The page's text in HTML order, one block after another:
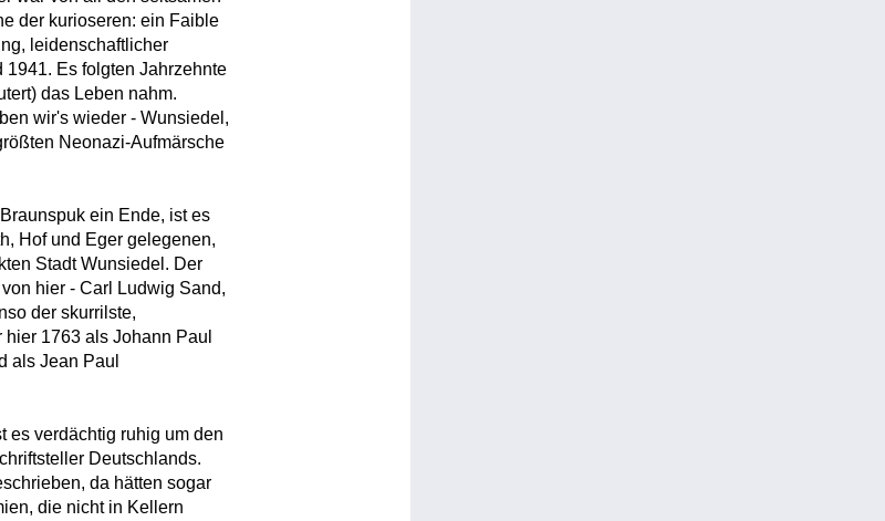
der kurioseren: ein Faible
leidenschaftlicher
Es folgten Jahrzehnte
das Leben nahm.
wir's wieder - Wunsiedel,
Neonazi-Aufmärsche
ein Ende, ist es
Hof und Eger gelegenen,
Stadt Wunsiedel. Der
hier - Carl Ludwig Sand,
der skurrilste,
1763 als Johann Paul
als Jean Paul
es verdächtig ruhig um den
Deutschlands.
da hätten sogar
die nicht in Kellern